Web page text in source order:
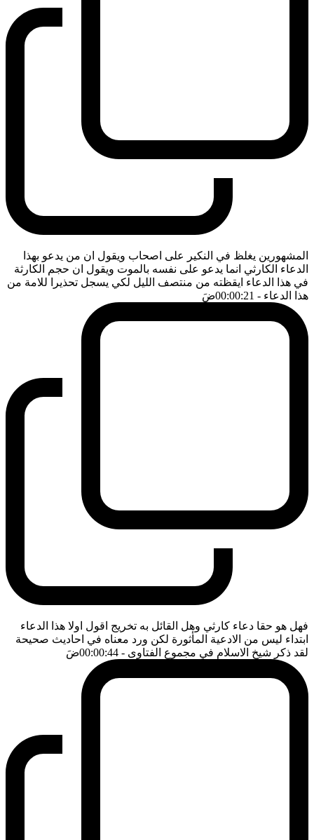
المشهورين يغلظ في النكير على اصحاب ويقول ان من يدعو بهذا
الدعاء الكارثي انما يدعو على نفسه بالموت ويقول ان حجم الكارثة
في هذا الدعاء ايقظته من منتصف الليل لكي يسجل تحذيرا للامة من
هذا الدعاء - 00:00:21 ضَ
فهل هو حقا دعاء كارثي وهل القائل به تخريج اقول اولا هذا الدعاء
ابتداء ليس من الادعية المأثورة لكن ورد معناه في احاديث صحيحة
لقد ذكر شيخ الاسلام في مجموع الفتاوى - 00:00:44 ضَ